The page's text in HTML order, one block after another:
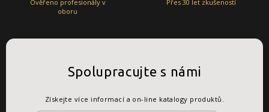
Ověřeno profesionály v
oboru
Přes 30 let zkušeností
Spolupracujte s námi
Získejte více informací a on-line katalogy produktů.